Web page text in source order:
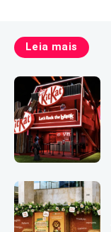
Leia mais